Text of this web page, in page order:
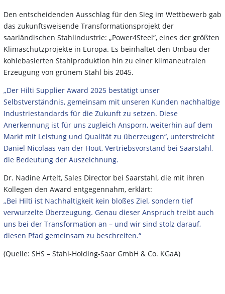
Den entscheidenden Ausschlag für den Sieg im Wettbewerb gab
das zukunftsweisende Transformationsprojekt der
saarländischen Stahlindustrie: „Power4Steel“, eines der größten
Klimaschutzprojekte in Europa. Es beinhaltet den Umbau der
kohlebasierten Stahlproduktion hin zu einer klimaneutralen
Erzeugung von grünem Stahl bis 2045.
„Der Hilti Supplier Award 2025 bestätigt unser
Selbstverständnis, gemeinsam mit unseren Kunden nachhaltige
Industriestandards für die Zukunft zu setzen. Diese
Anerkennung ist für uns zugleich Ansporn, weiterhin auf dem
Markt mit Leistung und Qualität zu überzeugen“, unterstreicht
Daniël Nicolaas van der Hout, Vertriebsvorstand bei Saarstahl,
die Bedeutung der Auszeichnung.
Dr. Nadine Artelt, Sales Director bei Saarstahl, die mit ihren
Kollegen den Award entgegennahm, erklärt:
„Bei Hilti ist Nachhaltigkeit kein bloßes Ziel, sondern tief
verwurzelte Überzeugung. Genau dieser Anspruch treibt auch
uns bei der Transformation an – und wir sind stolz darauf,
diesen Pfad gemeinsam zu beschreiten.“
(Quelle: SHS – Stahl-Holding-Saar GmbH & Co. KGaA)